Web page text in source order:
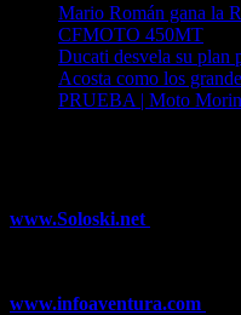
Mario Román gana la
CFMOTO 450MT
Ducati desvela su plan
Acosta como los
PRUEBA | Moto
www.Soloski.net
www.infoaventura.com